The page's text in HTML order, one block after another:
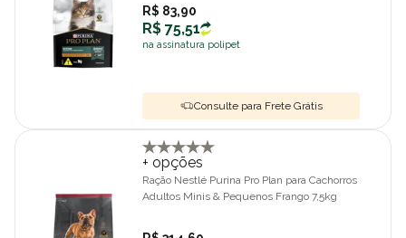
R$ 83,90
R$ 75,51
na assinatura polipet
Consulte para Frete Grátis
+ opções
Ração Nestlé Purina Pro Plan para Cachorros
Adultos Minis & Pequenos Frango 7,5kg